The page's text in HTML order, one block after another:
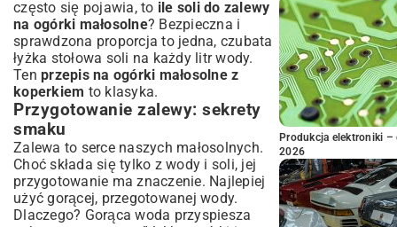
często się pojawia, to ile soli do zalewy
na ogórki małosolne? Bezpieczna i
sprawdzona proporcja to jedna, czubata
łyżka stołowa soli na każdy litr wody.
Ten przepis na ogórki małosolne z
koperkiem to klasyka.
Przygotowanie zalewy: sekrety
smaku
Zalewa to serce naszych małosolnych.
Choć składa się tylko z wody i soli, jej
przygotowanie ma znaczenie. Najlepiej
użyć gorącej, przegotowanej wody.
Dlaczego? Gorąca woda przyspiesza
Produkcja elektroniki –
2026